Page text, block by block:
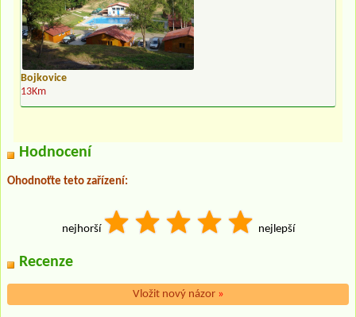
Bojkovice
13Km
Hodnocení
Ohodnoťte teto zařízení:
nejhorší nejlepší
Recenze
Vložit nový názor »